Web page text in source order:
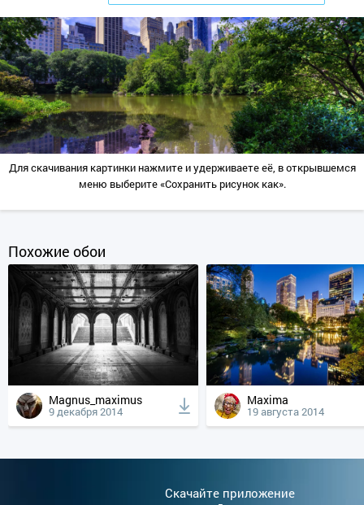
Для скачивания картинки нажмите и удерживаете её, в открывшемся
меню выберите «Сохранить рисунок как».
Похожие обои
Magnus_maximus
9 декабря 2014
Maxima
19 августа 2014
Cкачайте приложение